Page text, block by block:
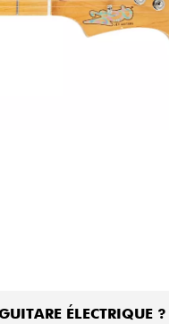
ÉLECTRIQUE ?